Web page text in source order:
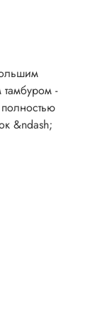
-
полностью
&ndash;